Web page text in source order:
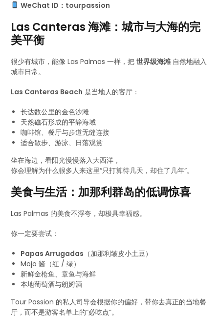
WeChat ID：tourpassion
Las Canteras 海滩：城市与大海的完
美平衡
很少有城市，能像 Las Palmas 一样，把世界级海滩 自然地融入
城市日常。
Las Canteras Beach 是当地人的客厅：
长达数公里的金色沙滩
天然礁石形成的平静海域
咖啡馆、餐厅与步道无缝连接
适合散步、游泳、日落观赏
坐在海边，看阳光慢慢落入大西洋，
你会理解为什么很多人来这里“只打算待几天，却住了几年”。
美食与生活：加那利群岛的低调惊喜
Las Palmas 的美食不浮夸，却极具幸福感。
你一定要尝试：
Papas Arrugadas （加那利皱皮小土豆）
Mojo 酱（红 / 绿）
新鲜金枪鱼、章鱼与海鲜
本地葡萄酒与朗姆酒
Tour Passion 的私人司导会根据你的偏好，带你去真正的当地餐
厅，而不是游客名单上的“必吃点”。